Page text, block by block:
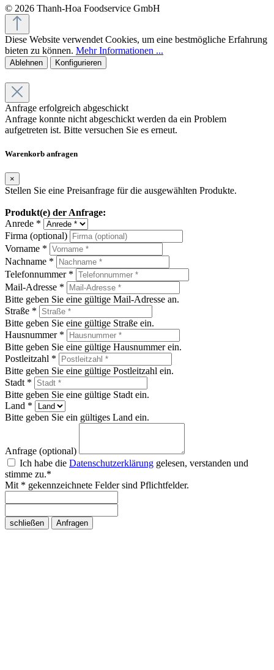
© 2026 Thanh-Hoa Foodservice GmbH
Diese Website verwendet Cookies, um eine bestmögliche Erfahrung
bieten zu können. Mehr Informationen ...
Ablehnen Konfigurieren
Anfrage erfolgreich abgeschickt
Anfrage konnte nicht abgeschickt werden da ein Problem
aufgetreten ist. Bitte versuchen Sie es erneut.
Warenkorb anfragen
×
Stellen Sie eine Preisanfrage für die ausgewählten Produkte.
Produkt(e) der Anfrage:
Anrede *
Firma (optional)
Vorname *
Nachname *
Telefonnummer *
Mail-Adresse *
Bitte geben Sie eine gültige Mail-Adresse an.
Straße *
Bitte geben Sie eine gültige Straße ein.
Hausnummer *
Bitte geben Sie eine gültige Hausnummer ein.
Postleitzahl *
Bitte geben Sie eine gültige Postleitzahl ein.
Stadt *
Bitte geben Sie eine gültige Stadt ein.
Land *
Bitte geben Sie ein gültiges Land ein.
Anfrage (optional)
Ich habe die Datenschutzerklärung gelesen, verstanden und
stimme zu.*
Mit * gekennzeichnete Felder sind Pflichtfelder.
schließen Anfragen